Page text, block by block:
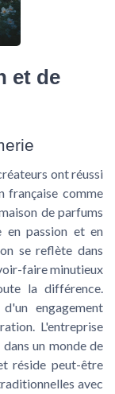
et de
ont réussi
française comme
de parfums
en passion et en
se reflète dans
faire minutieux
la différence.
engagement
L'entreprise
un monde de
réside peut-être
avec